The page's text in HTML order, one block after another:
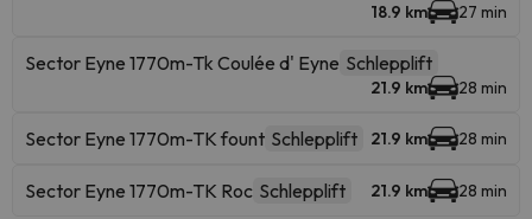
18.9 km 27 min
Sector Eyne 1770m-Tk Coulée d' Eyne Schlepplift
21.9 km 28 min
Sector Eyne 1770m-TK fount Schlepplift 21.9 km 28 min
Sector Eyne 1770m-TK Roc Schlepplift 21.9 km 28 min